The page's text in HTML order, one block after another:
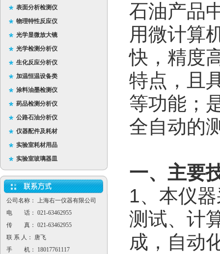
表面分析检测仪
物理特性反应仪
光学显微放大镜
光学检测分析仪
生化反应分析仪
加温恒温设备类
涂料油墨检测仪
药品检测分析仪
公路石油分析仪
仪器配件及耗材
实验室耗材用品
实验室玻璃器皿
公司名称： 上海右一仪器有限公司
电 话： 021-63462955
传 真： 021-63462955
联 系 人： 唐飞
手 机： 18017761117
石油产品
用微计算
快，精度
特点，且
等功能；
全自动的
一、 主要
1、本仪
测试、计
成，自动